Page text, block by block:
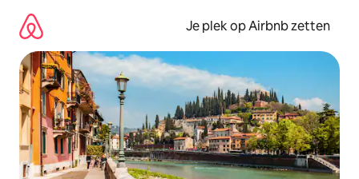
direct
naar
inhoud
Je plek op Airbnb zetten